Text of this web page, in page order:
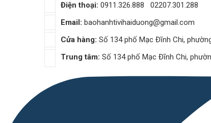
Điện thoại: 0911.326.888
02207.301.288
Email: baohanhtivihaiduong@gmail.com
Cửa hàng: Số 134 phố Mạc Đĩnh Chi,
Trung tâm: Số 134 phố Mạc Đĩnh Chi,